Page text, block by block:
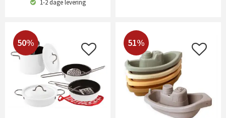
1-2 dagelevering
50% 51%